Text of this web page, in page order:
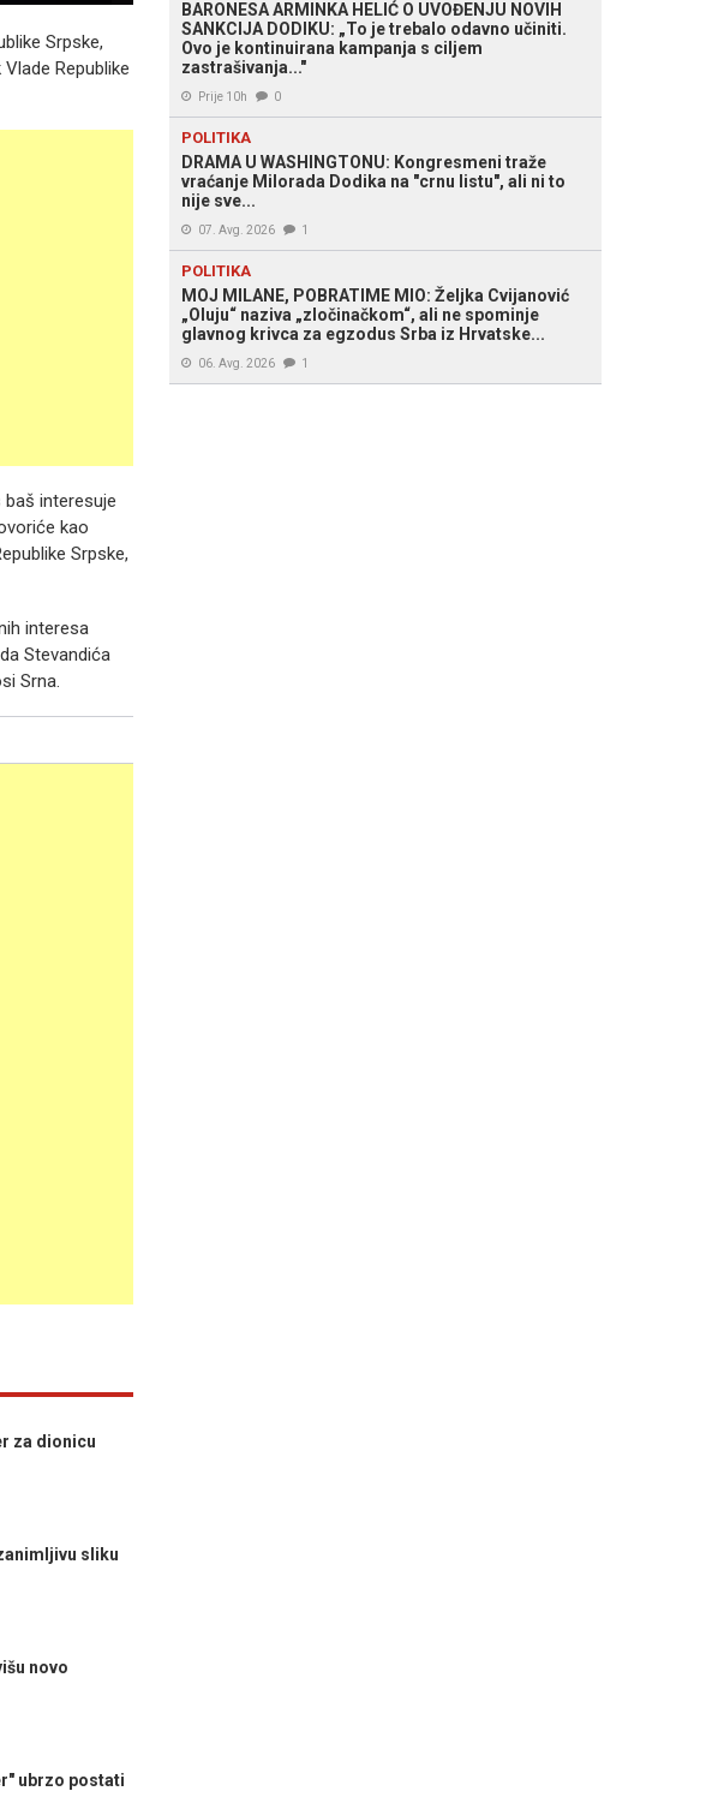
Srpske,
Republike
baš interesuje
kao
Srpske,
interesa
Stevandića
Srna.
za dionicu
sliku
novo
ubrzo postati
BARONESA ARMINKA HELIĆ O UVOĐENJU NOVIH
SANKCIJA DODIKU: „To je trebalo odavno učiniti.
Ovo je kontinuirana kampanja s ciljem
zastrašivanja..."
Prije 10h 0
POLITIKA
DRAMA U WASHINGTONU: Kongresmeni traže
vraćanje Milorada Dodika na "crnu listu", ali ni to
nije sve...
07. Avg. 2026 1
POLITIKA
MOJ MILANE, POBRATIME MIO: Željka Cvijanović
„Oluju“ naziva „zločinačkom“, ali ne spominje
glavnog krivca za egzodus Srba iz Hrvatske...
06. Avg. 2026 1